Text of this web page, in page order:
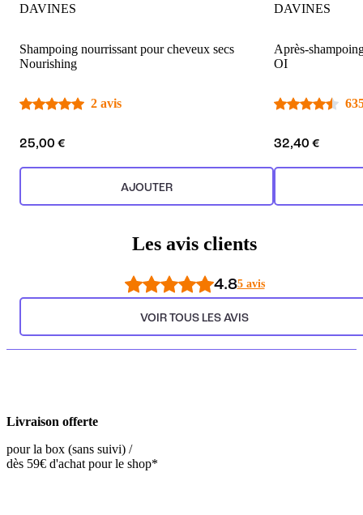
DAVINES
Shampoing nourrissant pour cheveux secs
Nourishing
2 avis
25,00 €
AJOUTER
DAVINES
Après-
OI
32,40 €
Les avis clients
4.85 avis
VOIR TOUS LES AVIS
Livraison offerte
pour la box (sans suivi) /
dès 59€ d'achat pour le shop*